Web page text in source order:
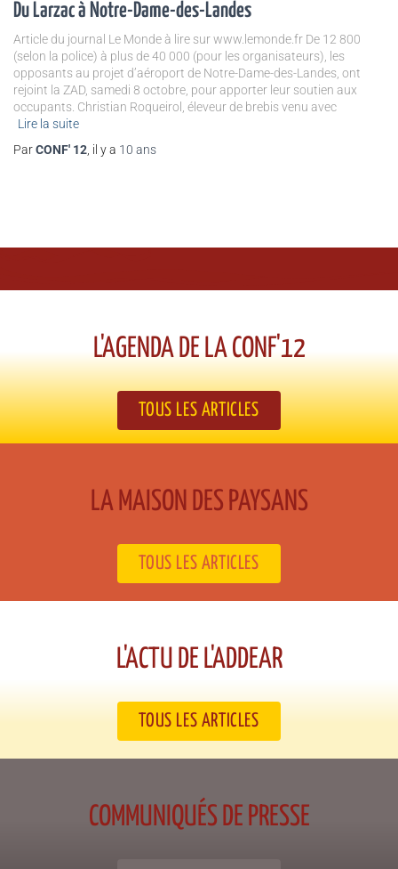
Du Larzac à Notre-Dame-des-Landes
Article du journal Le Monde à lire sur www.lemonde.fr De 12 800
(selon la police) à plus de 40 000 (pour les organisateurs), les
opposants au projet d’aéroport de Notre-Dame-des-Landes, ont
rejoint la ZAD, samedi 8 octobre, pour apporter leur soutien aux
occupants. Christian Roqueirol, éleveur de brebis venu avec
Lire la suite
ParCONF' 12 , il y a 10 ans
L'AGENDA DE LA CONF'12​
TOUS LES ARTICLES
LA MAISON DES PAYSANS​
TOUS LES ARTICLES
L'ACTU DE L'ADDEAR​
TOUS LES ARTICLES
COMMUNIQUÉS DE PRESSE​